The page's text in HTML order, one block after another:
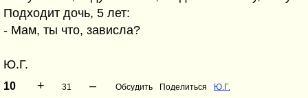
Подходит дочь, 5 лет:
- Мам, ты что, зависла?
Ю.Г.
10 + 31 – Обсудить Поделиться Ю.Г.